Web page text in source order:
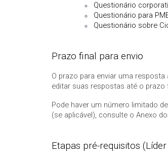
Questionário
Questionário para
Questionário sobre
Prazo final para envio
O prazo para enviar uma
editar suas respostas até o prazo
Pode haver um número limitado
(se aplicável), consulte o Anexo
Etapas pré-requisitos